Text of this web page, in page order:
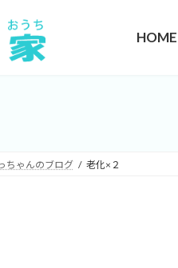
HOME
ちゃんのブログ 老化×２